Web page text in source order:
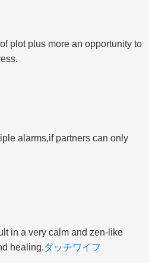
plot plus more an opportunity to
alarms,if partners can only
in a very calm and zen-like
healing.ダッチワイフ